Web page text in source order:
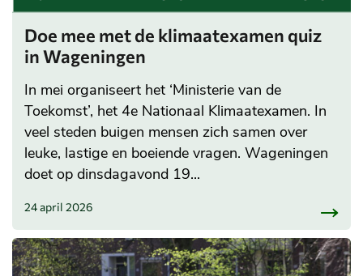
Doe mee met de klimaatexamen quiz
in Wageningen
In mei organiseert het ‘Ministerie van de
Toekomst’, het 4e Nationaal Klimaatexamen. In
veel steden buigen mensen zich samen over
leuke, lastige en boeiende vragen. Wageningen
doet op dinsdagavond 19...
24 april 2026